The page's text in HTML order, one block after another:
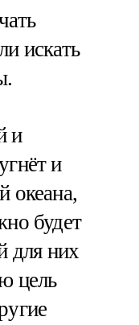
искать
и
и
океана,
будет
для них
цель